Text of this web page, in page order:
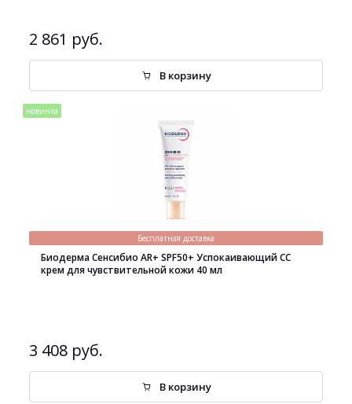
2 861 руб.
В корзину
новинка
Бесплатная доставка
Биодерма Сенсибио AR+ SPF50+ Успокаивающий СС
крем для чувствительной кожи 40 мл
3 408 руб.
В корзину